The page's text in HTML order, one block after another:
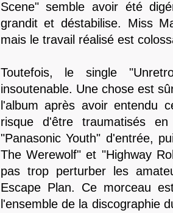
Scene" semble avoir été
grandit et déstabilise. Miss
mais le travail réalisé est
Toutefois, le single
insoutenable. Une chose est
l'album après avoir entendu
risque d'être traumatisés
"Panasonic Youth" d'entrée,
The Werewolf" et "Highway
pas trop perturber les
Escape Plan. Ce morceau
l'ensemble de la discographie